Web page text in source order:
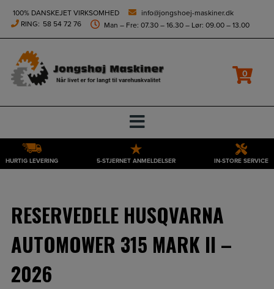
height="0" width="0" style="display:none;visibility:hidden">
Hop
100% DANSKEJET VIRKSOMHED
info@jongshoej-maskiner.dk
RING: 58 54 72 76 Man – Fre: 07.30 – 16.30 – Lør: 09.00 – 13.00
0
HURTIG LEVERING 5-STJERNET ANMELDELSER IN-STORE SERVICE
RESERVEDELE HUSQVARNA
AUTOMOWER 315 MARK II –
2026